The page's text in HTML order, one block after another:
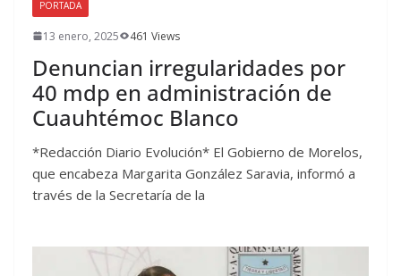
PORTADA
13 enero, 2025 461 Views
Denuncian irregularidades por
40 mdp en administración de
Cuauhtémoc Blanco
*Redacción Diario Evolución* El Gobierno de Morelos,
que encabeza Margarita González Saravia, informó a
través de la Secretaría de la